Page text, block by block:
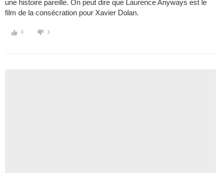
une histoire pareille. On peut dire que Laurence Anyways est le
film de la consécration pour Xavier Dolan.
0 1